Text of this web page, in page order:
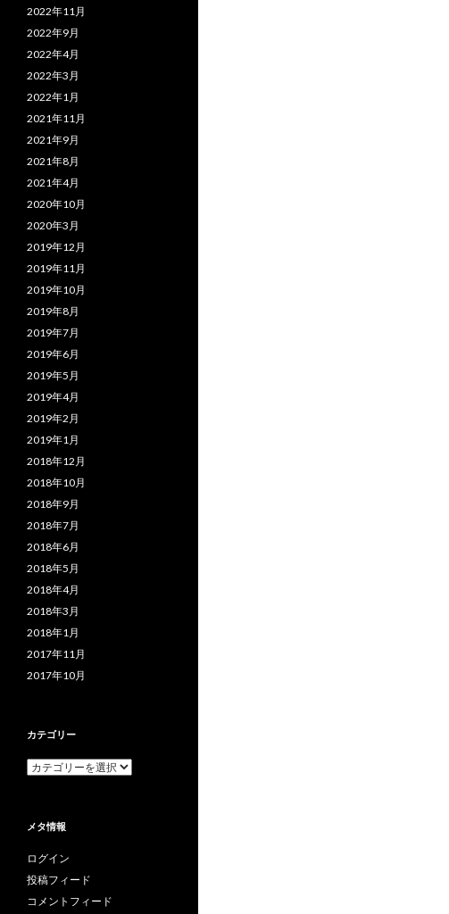
2022年11月
2022年9月
2022年4月
2022年3月
2022年1月
2021年11月
2021年9月
2021年8月
2021年4月
2020年10月
2020年3月
2019年12月
2019年11月
2019年10月
2019年8月
2019年7月
2019年6月
2019年5月
2019年4月
2019年2月
2019年1月
2018年12月
2018年10月
2018年9月
2018年7月
2018年6月
2018年5月
2018年4月
2018年3月
2018年1月
2017年11月
2017年10月
カテゴリー
カ
ー
メタ情報
ログイン
投稿フィード
コメントフィード